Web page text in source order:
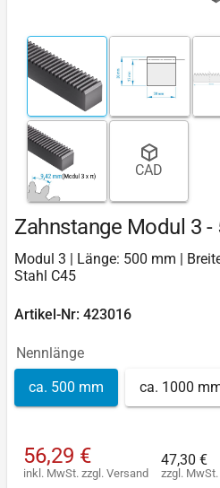
CAD
Zahnstange Modul 3 -
Modul 3 | Länge: 500 mm |
Stahl C45
Artikel-Nr: 423016
Nennlänge
ca. 500 mm ca. 1000
56,29 €
inkl. MwSt. zzgl. Versand
47,30 €
zzgl. MwSt.